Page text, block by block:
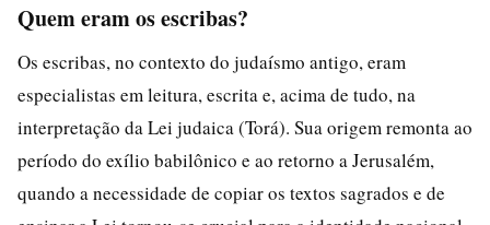
Quem eram os escribas?
Os escribas, no contexto do judaísmo antigo, eram
especialistas em leitura, escrita e, acima de tudo, na
interpretação da Lei judaica (Torá). Sua origem remonta ao
período do exílio babilônico e ao retorno a Jerusalém,
quando a necessidade de copiar os textos sagrados e de